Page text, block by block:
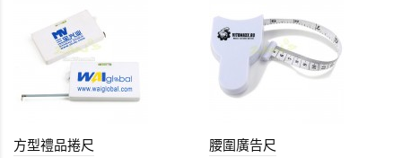
方型禮品捲尺 腰圍廣告尺